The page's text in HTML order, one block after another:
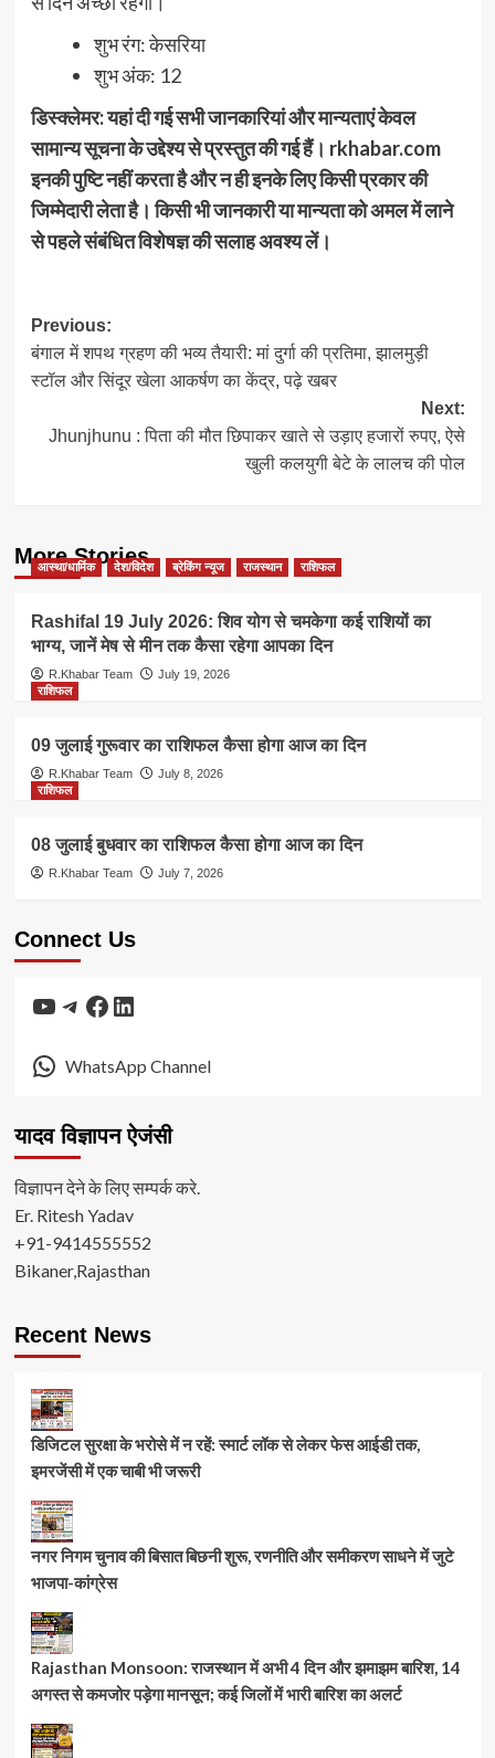
शुभ रंग: केसरिया
शुभ अंक: 12
डिस्क्लेमर: यहां दी गई सभी जानकारियां और मान्यताएं केवल
सामान्य सूचना के उद्देश्य से प्रस्तुत की गई हैं। rkhabar.com
इनकी पुष्टि नहीं करता है और न ही इनके लिए किसी प्रकार की
जिम्मेदारी लेता है। किसी भी जानकारी या मान्यता को अमल में लाने
से पहले संबंधित विशेषज्ञ की सलाह अवश्य लें।
Post
navigation
Previous:
बंगाल में शपथ ग्रहण की भव्य तैयारी: मां दुर्गा की प्रतिमा, झालमुड़ी
स्टॉल और सिंदूर खेला आकर्षण का केंद्र, पढ़े खबर
Next:
Jhunjhunu : पिता की मौत छिपाकर खाते से उड़ाए हजारों रुपए, ऐसे
खुली कलयुगी बेटे के लालच की पोल
More Stories
आस्था/धार्मिक देश/विदेश ब्रेकिंग न्यूज राजस्थान राशिफल
Rashifal 19 July 2026: शिव योग से चमकेगा कई राशियों का
भाग्य, जानें मेष से मीन तक कैसा रहेगा आपका दिन
R.Khabar Team
July 19, 2026
राशिफल
09 जुलाई गुरूवार का राशिफल कैसा होगा आज का दिन
R.Khabar Team
July 8, 2026
राशिफल
08 जुलाई बुधवार का राशिफल कैसा होगा आज का दिन
R.Khabar Team July 7, 2026
Connect Us
YouTube
Telegram
Facebook
LinkedIn
WhatsApp Channel
यादव विज्ञापन ऐजंसी
विज्ञापन देने के लिए सम्पर्क करे.
Er. Ritesh Yadav
+91-9414555552
Bikaner,Rajasthan
Recent News
डिजिटल सुरक्षा के भरोसे में न रहें: स्मार्ट लॉक से लेकर फेस आईडी तक,
इमरजेंसी में एक चाबी भी जरूरी
नगर निगम चुनाव की बिसात बिछनी शुरू, रणनीति और समीकरण साधने में जुटे
भाजपा-कांग्रेस
Rajasthan Monsoon: राजस्थान में अभी 4 दिन और झमाझम बारिश, 14
अगस्त से कमजोर पड़ेगा मानसून; कई जिलों में भारी बारिश का अलर्ट